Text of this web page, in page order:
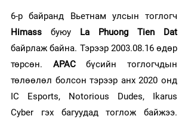
Himass буюу La Phuong Tien Dat
байрлаж байна. Тэрээр 2003.08.16 өдөр
төрсөн. APAC бүсийн тоглогчдын
төлөөлөл болсон тэрээр анх 2020 онд
IC Esports, Notorious Dudes, Ikarus
Cyber гэх багуудад тоглож байжээ.